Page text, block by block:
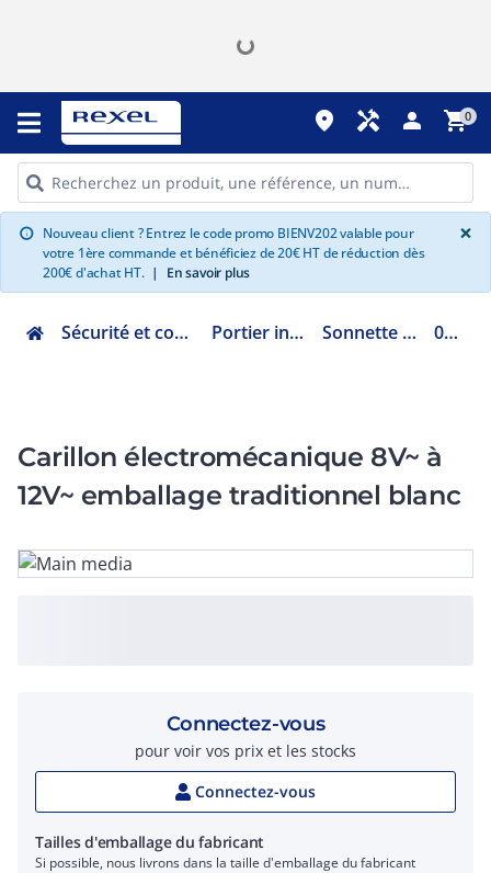
place handyman person shopping_cart0
info Nouveau client ? Entrez le code promo BIENV202 valable pour
votre 1ère commande et bénéficiez de 20€ HT de réduction dès
200€ d'achat HT. | En savoir plus
×
Sécurité et communication Portier interphonie Sonnette et carillon 041650
Carillon électromécanique 8V~ à
12V~ emballage traditionnel blanc
Connectez-vous
pour voir vos prix et les stocks
Connectez-vous
Tailles d'emballage du fabricant
Si possible, nous livrons dans la taille d'emballage du fabricant